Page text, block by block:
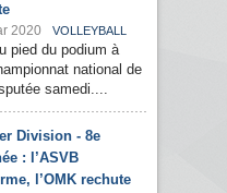
2020 VOLLEYBALL
pied du podium à
national de
samedi....
Division - 8e
: l’ASVB
l’OMK rechute